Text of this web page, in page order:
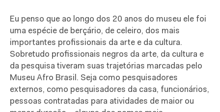
Eu penso que ao longo dos 20 anos do museu ele foi
uma espécie de berçário, de celeiro, dos mais
importantes profissionais da arte e da cultura.
Sobretudo profissionais negros da arte, da cultura e
da pesquisa tiveram suas trajetórias marcadas pelo
Museu Afro Brasil. Seja como pesquisadores
externos, como pesquisadores da casa, funcionários,
pessoas contratadas para atividades de maior ou